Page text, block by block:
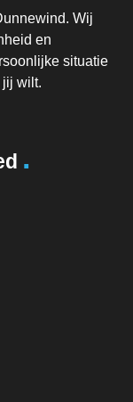
Wij
en
situatie
jij wilt.
.